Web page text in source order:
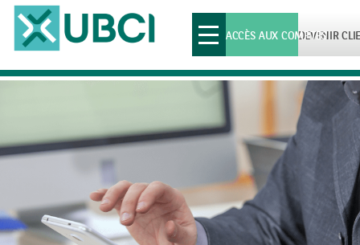
Toggle
navigationDEVENIR
ACCÈS AUX COMPTES